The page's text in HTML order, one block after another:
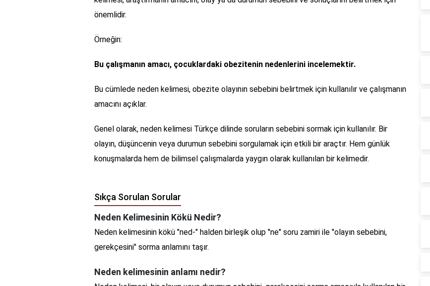
önemlidir.
Örneğin:
Bu çalışmanın amacı, çocuklardaki obezitenin nedenlerini incelemektir.
Bu cümlede neden kelimesi, obezite olayının sebebini belirtmek için kullanılır ve çalışmanın
amacını açıklar.
Genel olarak, neden kelimesi Türkçe dilinde soruların sebebini sormak için kullanılır. Bir
olayın, düşüncenin veya durumun sebebini sorgulamak için etkili bir araçtır. Hem günlük
konuşmalarda hem de bilimsel çalışmalarda yaygın olarak kullanılan bir kelimedir.
Sıkça Sorulan Sorular
Neden Kelimesinin Kökü Nedir?
Neden kelimesinin kökü "ned-" halden birleşik olup "ne" soru zamiri ile "olayın sebebini,
gerekçesini" sorma anlamını taşır.
Neden kelimesinin anlamı nedir?